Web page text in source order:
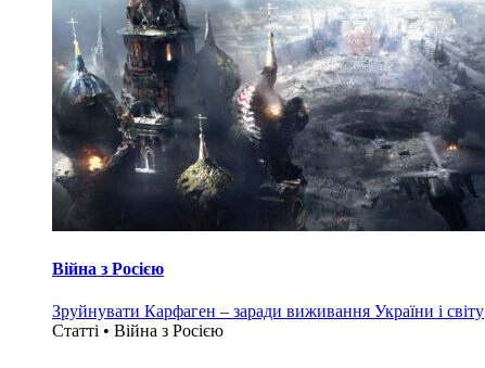
Війна з Росією
Зруйнувати Карфаген – заради виживання України і світу
Статті • Війна з Росією